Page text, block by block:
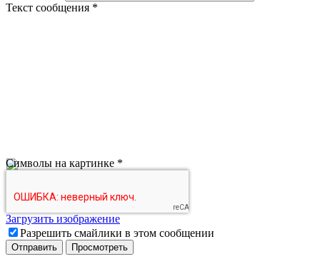
Текст сообщения *
Символы на картинке *
Загрузить изображение
Разрешить смайлики в этом сообщении